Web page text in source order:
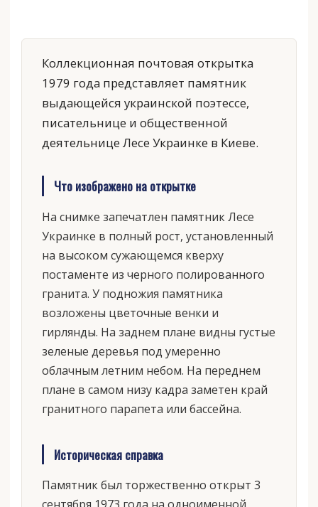
Коллекционная почтовая открытка
1979 года представляет памятник
выдающейся украинской поэтессе,
писательнице и общественной
деятельнице Лесе Украинке в Киеве.
Что изображено на открытке
На снимке запечатлен памятник Лесе
Украинке в полный рост, установленный
на высоком сужающемся кверху
постаменте из черного полированного
гранита. У подножия памятника
возложены цветочные венки и
гирлянды. На заднем плане видны густые
зеленые деревья под умеренно
облачным летним небом. На переднем
плане в самом низу кадра заметен край
гранитного парапета или бассейна.
Историческая справка
Памятник был торжественно открыт 3